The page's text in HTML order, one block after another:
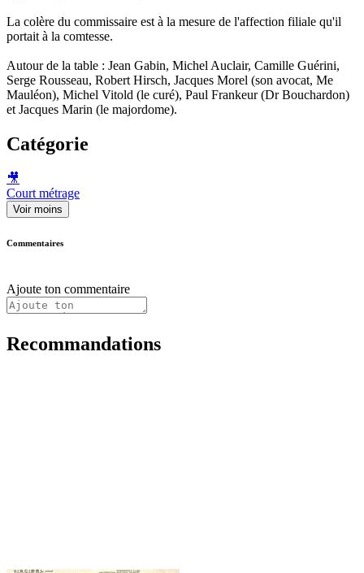
La colère du commissaire est à la mesure de l'affection filiale qu'il
portait à la comtesse.
Autour de la table : Jean Gabin, Michel Auclair, Camille Guérini,
Serge Rousseau, Robert Hirsch, Jacques Morel (son avocat, Me
Mauléon), Michel Vitold (le curé), Paul Frankeur (Dr Bouchardon)
et Jacques Marin (le majordome).
Catégorie
🎥
Court métrage
Voir moins
Commentaires
Ajoute ton commentaire
Recommandations